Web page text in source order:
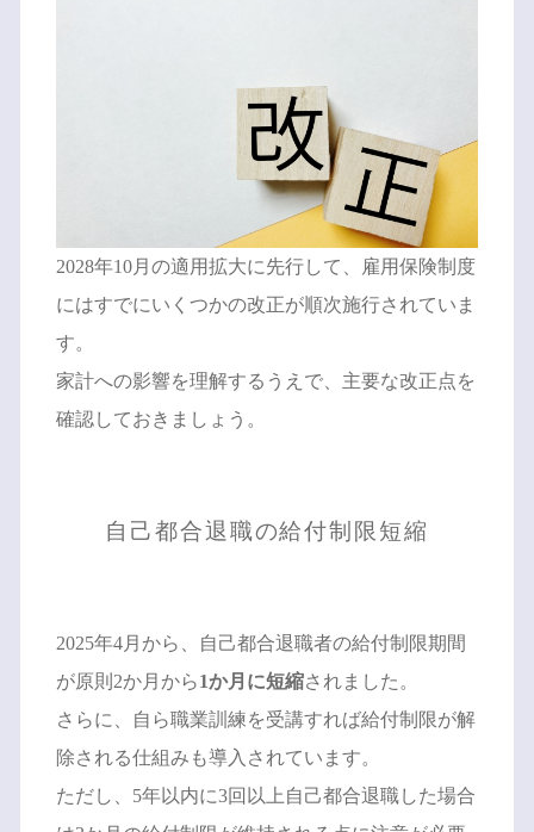
2028年10月の適用拡大に先行して、雇用保険制度
にはすでにいくつかの改正が順次施行されていま
す。
家計への影響を理解するうえで、主要な改正点を
確認しておきましょう。
自己都合退職の給付制限短縮
2025年4月から、自己都合退職者の給付制限期間
が原則2か月から1か月に短縮されました。
さらに、自ら職業訓練を受講すれば給付制限が解
除される仕組みも導入されています。
ただし、5年以内に3回以上自己都合退職した場合